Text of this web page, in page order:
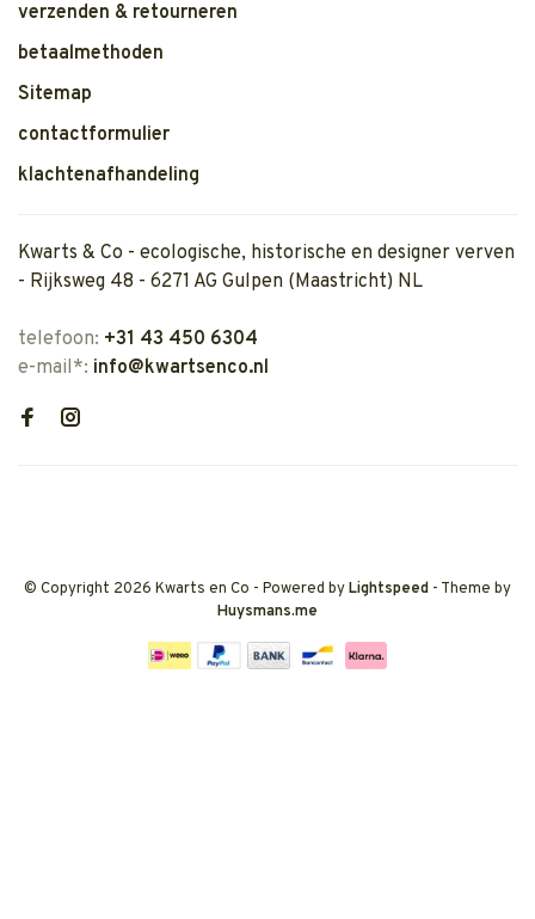
verzenden & retourneren
betaalmethoden
Sitemap
contactformulier
klachtenafhandeling
Kwarts & Co - ecologische, historische en designer verven
- Rijksweg 48 - 6271 AG Gulpen (Maastricht) NL
telefoon: +31 43 450 6304
e-mail*: info@kwartsenco.nl
© Copyright 2026 Kwarts en Co - Powered byLightspeed - Theme by
Huysmans.me